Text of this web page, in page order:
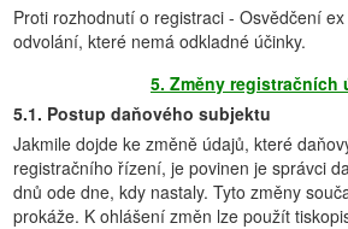
Proti rozhodnutí o registraci - Osvědčení
odvolání, které nemá odkladné účinky.
5. Změny registračních
5.1. Postup daňového subjektu
Jakmile dojde ke změně údajů, které
registračního řízení, je povinen je správci
dnů ode dne, kdy nastaly. Tyto změny
prokáže. K ohlášení změn lze použít